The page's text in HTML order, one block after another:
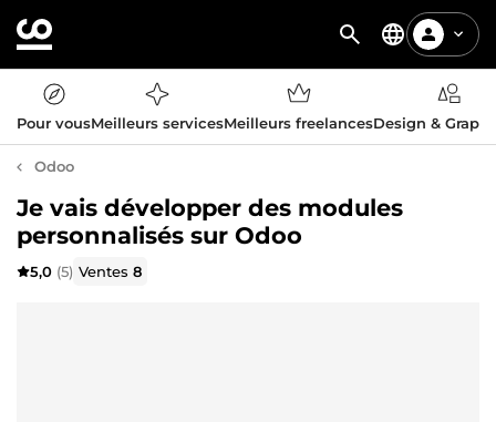
Pour vousMeilleurs servicesMeilleurs freelancesDesign &
Odoo
Je vais développer des modules
personnalisés sur Odoo
5,0 (5) Ventes8